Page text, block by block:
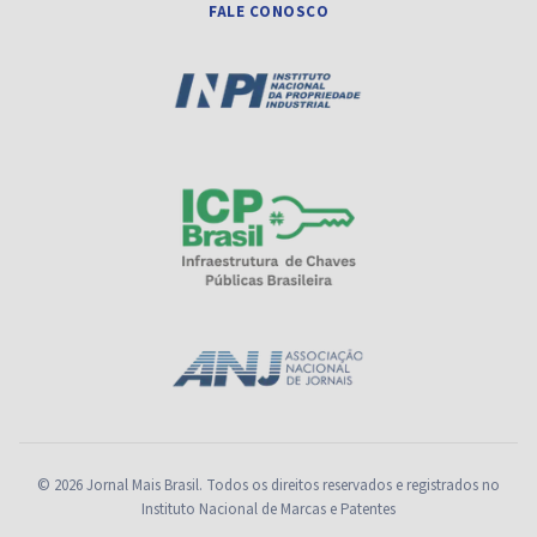
FALE CONOSCO
© 2026 Jornal Mais Brasil. Todos os direitos reservados e registrados no
Instituto Nacional de Marcas e Patentes